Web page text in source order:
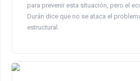
para prevenir esta situación, pero el
Durán dice que no se ataca el
estructural.